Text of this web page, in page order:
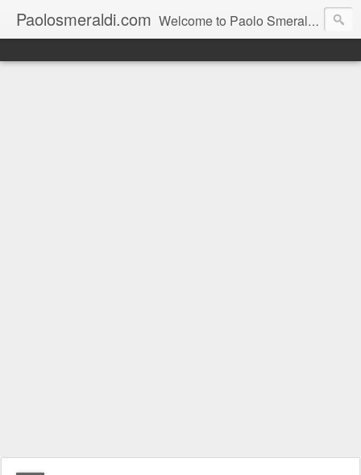
Paolosmeraldi.com Welcome to Paolo Smeraldi's website, online since 2002. Consigliere comunale a Sestri Levante.